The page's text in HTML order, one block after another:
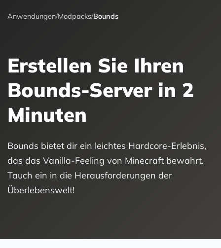
Anwendungen/Modpacks/Bounds
Erstellen Sie Ihren
Bounds-Server in 2
Minuten
Bounds bietet dir ein leichtes Hardcore-Erlebnis,
das das Vanilla-Feeling von Minecraft bewahrt.
Tauch ein in die Herausforderungen der
Überlebenswelt!